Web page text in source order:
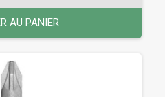
AU PANIER